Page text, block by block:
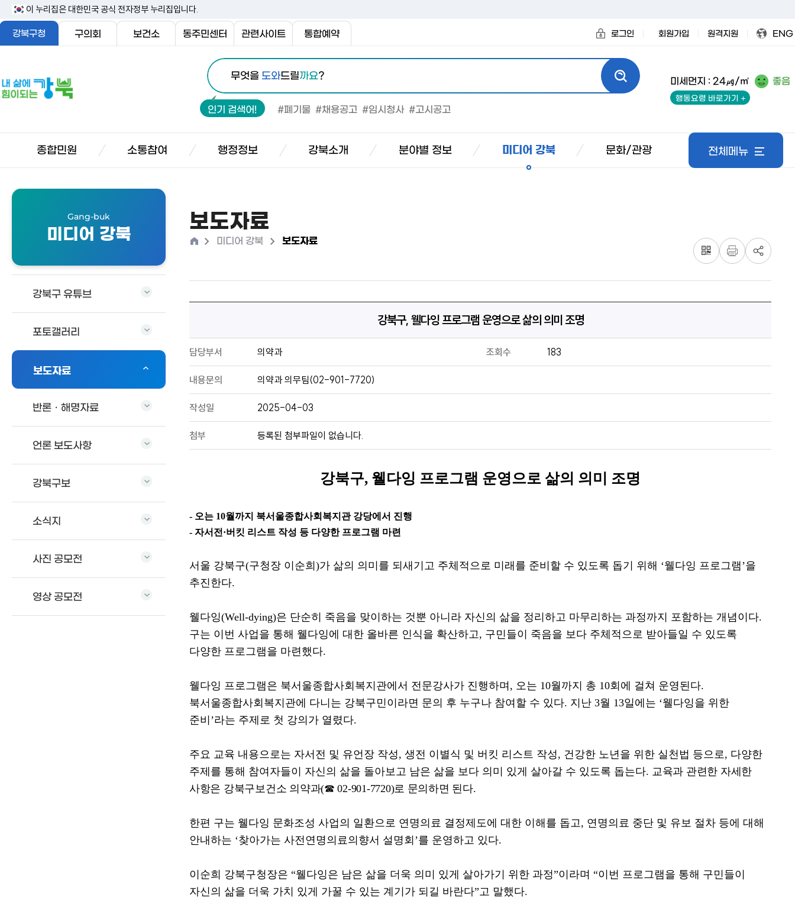
문
내
바
이 누리집은 대한민국 공식 전자정부 누리집입니다.
강북구청 구의회 보건소 동주민센터 관련사이트 통합예약 로그인 회원가입 원격지원 ENG
삶
에
통
합
검
색
무엇을 도와드릴까요?
인기 검색어! #폐기물 #채용공고 #임시청사 #고시공고
미세먼지 : 24㎍/㎥ 좋음
행동요령 바로가기
종합민원 소통참여 행정정보 강북소개 분야별 정보 미디어 강북 문화/관광 전체메뉴
Gang-buk
미디어 강북
강북구 유튜브
포토갤러리
보도자료
반론ㆍ해명자료
언론 보도사항
강북구보
소식지
사진 공모전
영상 공모전
보도자료
홈 >미디어 강북 >보도자료
강북구, 웰다잉 프로그램 운영으로 삶의 의미 조명
담당부서 의약과 조회수 183
내용문의 의약과 의무팀(02-901-7720)
작성일 2025-04-03
첨부 등록된 첨부파일이 없습니다.
강북구, 웰다잉 프로그램 운영으로 삶의 의미 조명
- 오는 10월까지 북서울종합사회복지관 강당에서 진행
- 자서전 ·버킷 리스트 작성 등 다양한 프로그램 마련
서울 강북구(구청장 이순희 )가 삶의 의미를 되새기고 주체적으로 미래를 준비할 수 있도록 돕기 위해 ‘웰다잉 프로그램’을
추진한다.
웰다잉(Well-dying)은 단순히 죽음을 맞이하는 것뿐 아니라 자신의 삶을 정리하고 마무리하는 과정까지 포함하는 개념이다.
구는 이번 사업을 통해 웰다잉에 대한 올바른 인식을 확산하고, 구민들이 죽음을 보다 주체적으로 받아들일 수 있도록
다양한 프로그램을 마련했다.
웰다잉 프로그램은 북서울종합사회복지관에서 전문강사가 진행하며 , 오는 10월까지 총 10회에 걸쳐 운영된다.
북서울종합사회복지관에 다니는 강북구민이라면 문의 후 누구나 참여할 수 있다. 지난 3월 13일에는 ‘웰다잉을 위한
준비 ’라는 주제로 첫 강의가 열렸다.
주요 교육 내용으로는 자서전 및 유언장 작성, 생전 이별식 및 버킷 리스트 작성, 건강한 노년을 위한 실천법 등으로, 다양한
주제를 통해 참여자들이 자신의 삶을 돌아보고 남은 삶을 보다 의미 있게 살아갈 수 있도록 돕는다. 교육과 관련한 자세한
사항은 강북구보건소 의약과(☎02-901-7720)로 문의하면 된다.
한편 구는 웰다잉 문화조성 사업의 일환으로 연명의료 결정제도에 대한 이해를 돕고, 연명의료 중단 및 유보 절차 등에 대해
안내하는 ‘찾아가는 사전연명의료의향서 설명회 ’를 운영하고 있다.
이순희 강북구청장은 “웰다잉은 남은 삶을 더욱 의미 있게 살아가기 위한 과정”이라며 “이번 프로그램을 통해 구민들이
자신의 삶을 더욱 가치 있게 가꿀 수 있는 계기가 되길 바란다”고 말했다.